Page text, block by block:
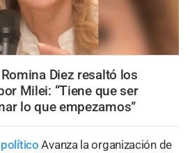
Romina Diez resaltó los
Milei: “Tiene que ser
lo que empezamos”
Avanza la organización de